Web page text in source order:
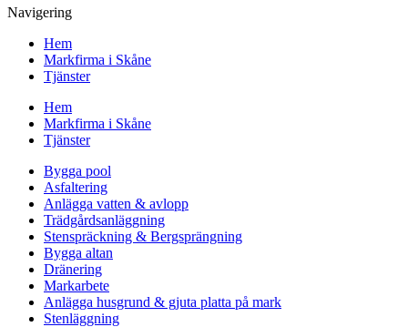
Navigering
Hem
Markfirma i Skåne
Tjänster
Hem
Markfirma i Skåne
Tjänster
Bygga pool
Asfaltering
Anlägga vatten & avlopp
Trädgårdsanläggning
Stenspräckning & Bergsprängning
Bygga altan
Dränering
Markarbete
Anlägga husgrund & gjuta platta på mark
Stenläggning